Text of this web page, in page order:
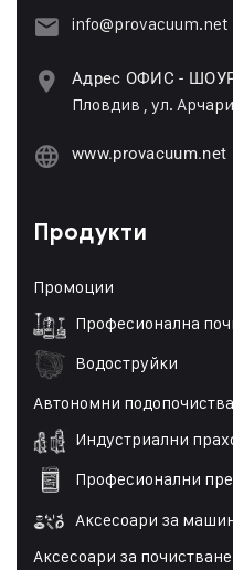
info@provacuum.net
Адрес ОФИС -
Пловдив , ул.
www.provacuum.net
Продукти
Промоции
Професионална
Водоструйки
Автономни
Индустриални
Професионални
Аксесоари за
Аксесоари за почистване